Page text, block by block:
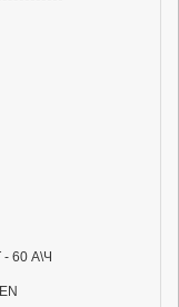
- 60 А\Ч